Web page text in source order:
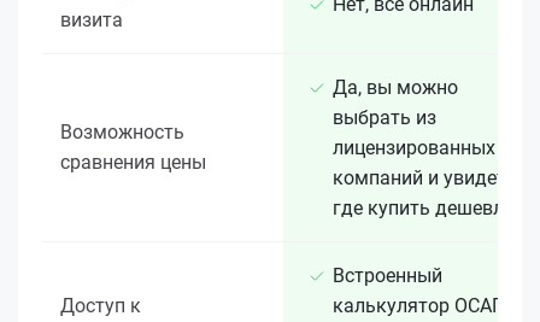
визита
Возможность
сравнения цены
Да, вы можно
выбрать из
лицензированных 15+
компаний и увидеть,
где купить дешевле
Доступ к
Встроенный
калькулятор ОСАГО